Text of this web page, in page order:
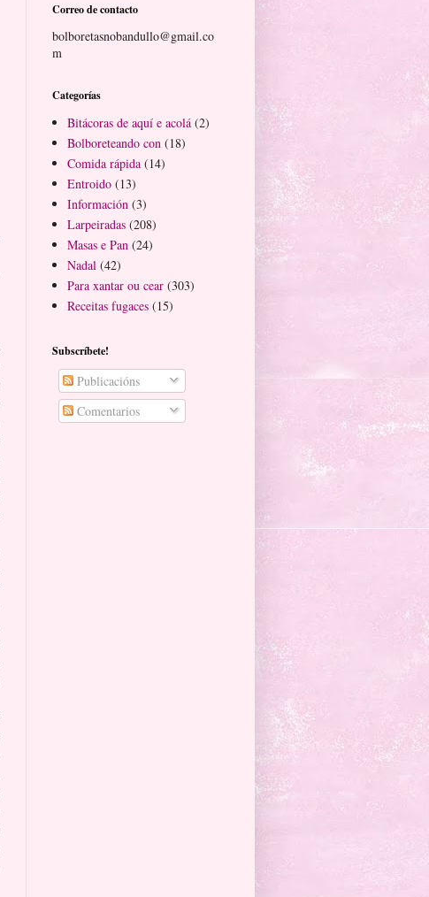
Correo de contacto
bolboretasnobandullo@gmail.co
m
Categorías
Bitácoras de aquí e acolá (2)
Bolboreteando con (18)
Comida rápida (14)
Entroido (13)
Información (3)
Larpeiradas (208)
Masas e Pan (24)
Nadal (42)
Para xantar ou cear (303)
Receitas fugaces (15)
Subscríbete!
Publicacións
Comentarios